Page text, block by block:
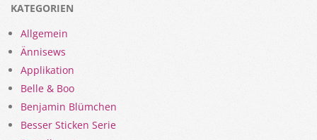
KATEGORIEN
Allgemein
Ännisews
Applikation
Belle & Boo
Benjamin Blümchen
Besser Sticken Serie